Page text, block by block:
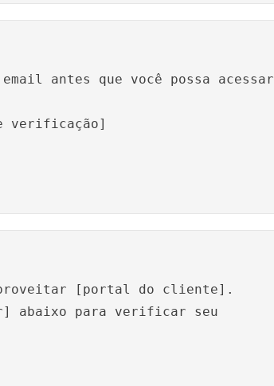
antes que você possa acessar
verificação]
[portal do cliente].
abaixo para verificar seu